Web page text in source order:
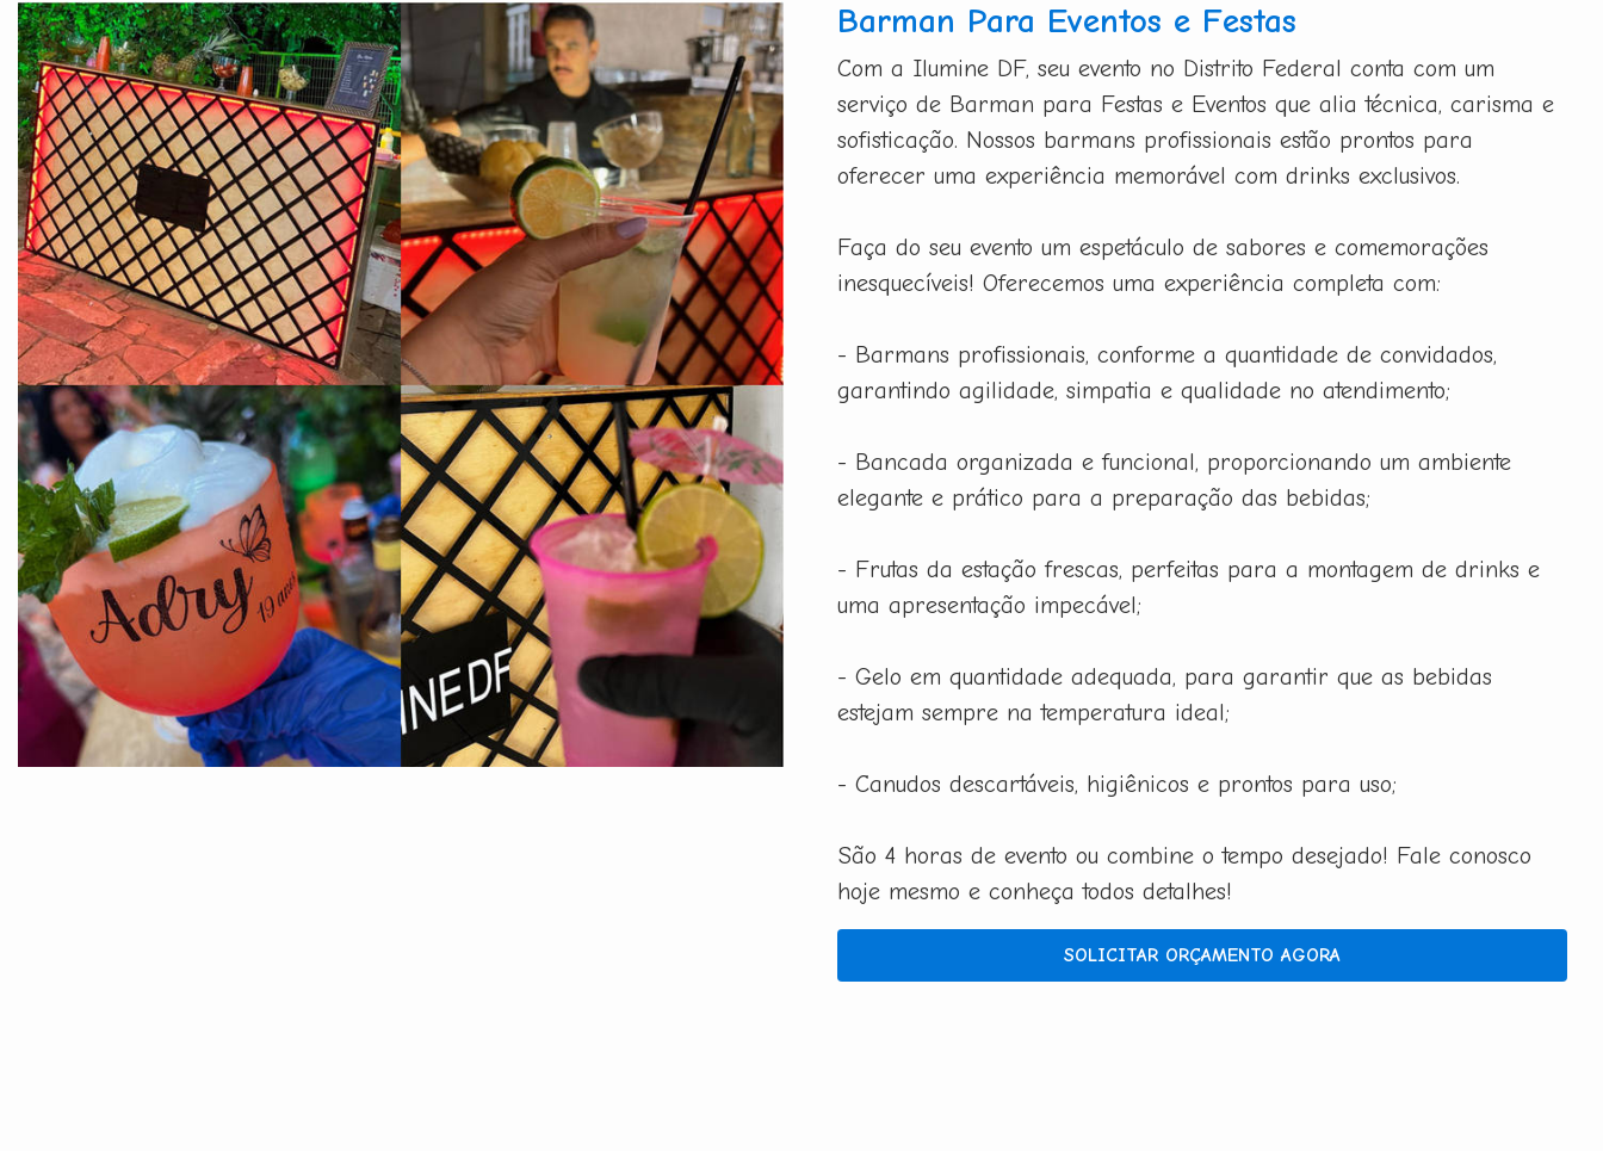
Barman Para Eventos e Festas
Com a Ilumine DF, seu evento no Distrito Federal conta com um
serviço de Barman para Festas e Eventos que alia técnica, carisma e
sofisticação. Nossos barmans profissionais estão prontos para
oferecer uma experiência memorável com drinks exclusivos.
Faça do seu evento um espetáculo de sabores e comemorações
inesquecíveis! Oferecemos uma experiência completa com:
- Barmans profissionais, conforme a quantidade de convidados,
garantindo agilidade, simpatia e qualidade no atendimento;
- Bancada organizada e funcional, proporcionando um ambiente
elegante e prático para a preparação das bebidas;
- Frutas da estação frescas, perfeitas para a montagem de drinks e
uma apresentação impecável;
- Gelo em quantidade adequada, para garantir que as bebidas
estejam sempre na temperatura ideal;
- Canudos descartáveis, higiênicos e prontos para uso;
São 4 horas de evento ou combine o tempo desejado! Fale conosco
hoje mesmo e conheça todos detalhes!
SOLICITAR ORÇAMENTO AGORA